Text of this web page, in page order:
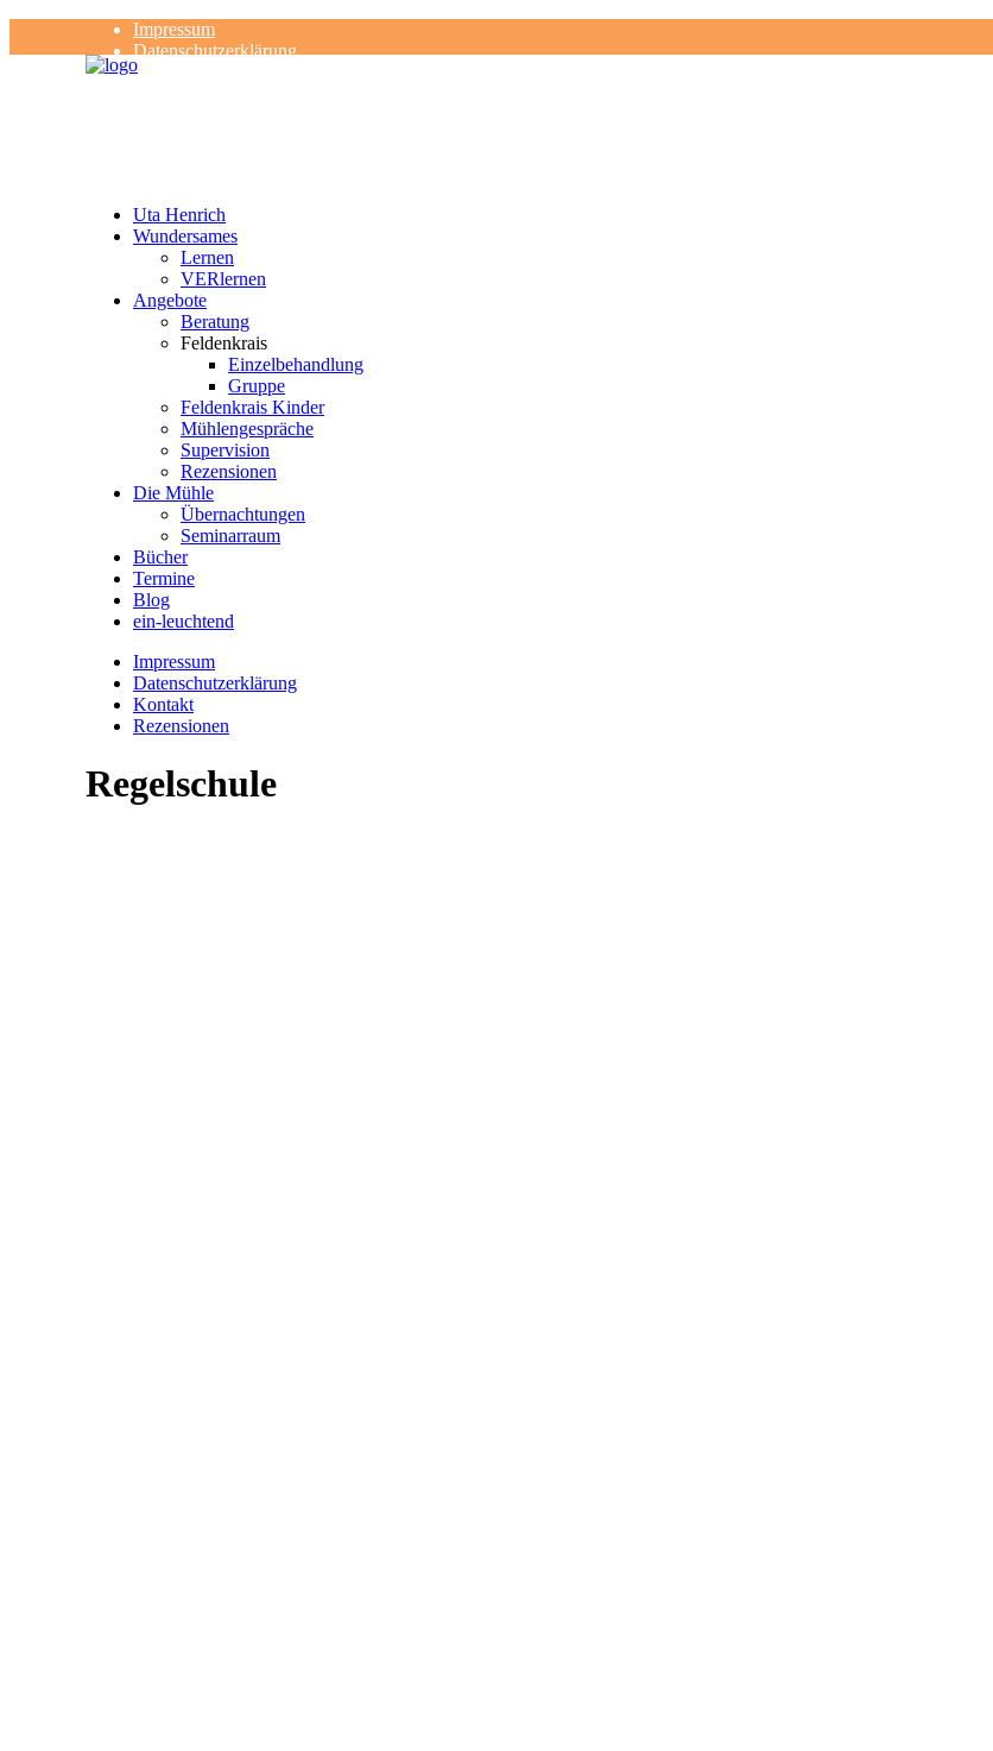
Impressum
Datenschutzerklärung
Kontakt
Uta Henrich
Wundersames
Lernen
VERlernen
Angebote
Beratung
Feldenkrais
Einzelbehandlung
Gruppe
Feldenkrais Kinder
Mühlengespräche
Supervision
Rezensionen
Die Mühle
Übernachtungen
Seminarraum
Bücher
Termine
Blog
ein-leuchtend
Impressum
Datenschutzerklärung
Kontakt
Rezensionen
Regelschule